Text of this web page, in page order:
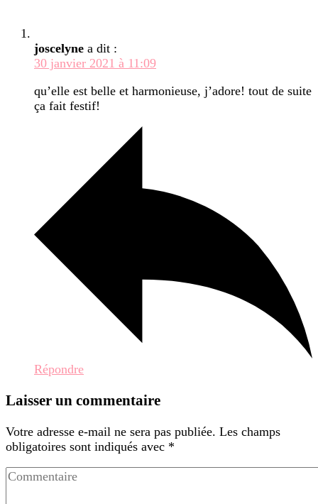
joscelyne a dit :
30 janvier 2021 à 11:09
qu’elle est belle et harmonieuse, j’adore! tout de suite
ça fait festif!
Répondre
Laisser un commentaire
Votre adresse e-mail ne sera pas publiée. Les champs
obligatoires sont indiqués avec *
Commentaire